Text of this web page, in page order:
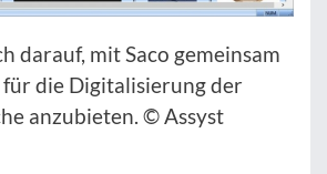
darauf, mit Saco gemeinsam
für die Digitalisierung der
anzubieten. © Assyst